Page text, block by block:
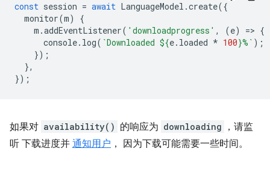
const session = await LanguageModel .create({
monitor(m)
{
m .addEventListener( 'downloadprogress' , (e) => {
console. log( `Downloaded ${e. loaded * 100}%` );
});
},
});
如果对 availability() 的响应为 downloading
，请监
听 下载进度并 通知用户 ， 因为下载可能需要一些时间。